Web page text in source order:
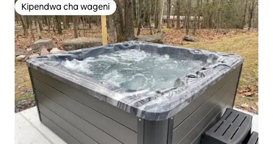
Kipendwa cha wageni
Kipendwa cha wageni